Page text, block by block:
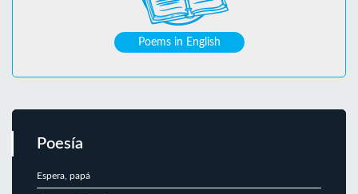
Poems in English
Poesía
Espera, papá